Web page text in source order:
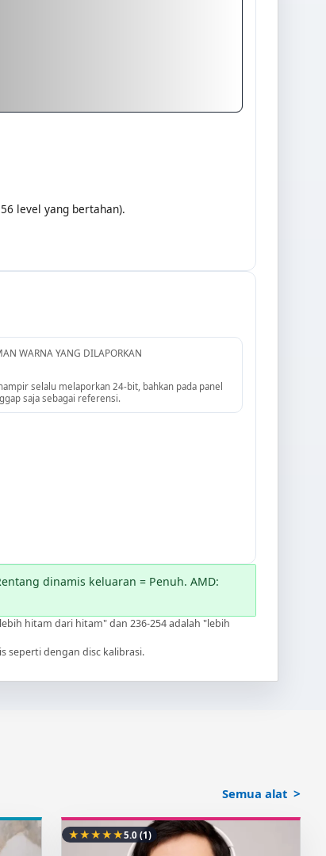
level yang bertahan).
WARNA YANG DILAPORKAN
selalu melaporkan 24-bit, bahkan pada panel
saja sebagai referensi.
dinamis keluaran = Penuh. AMD:
hitam dari hitam" dan 236-254 adalah "lebih
seperti dengan disc kalibrasi.
Semua alat
★★★★★5.0(1)